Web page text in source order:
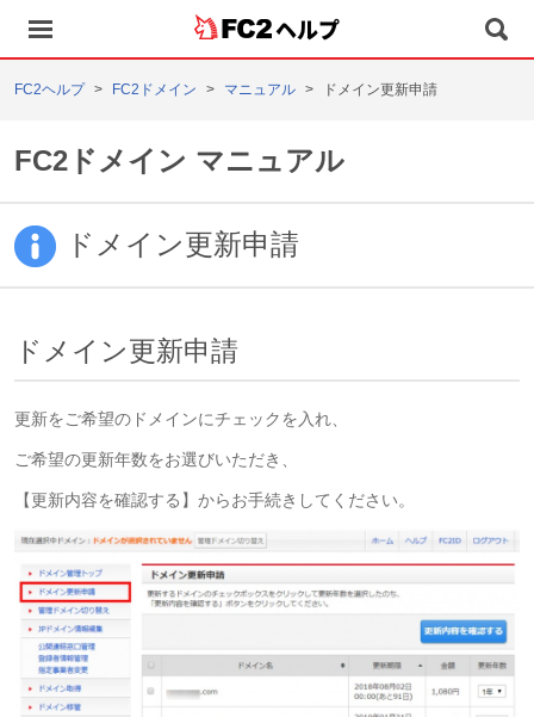
ヘルプ
FC2ヘルプ FC2ドメイン マニュアル ドメイン更新申請
FC2ドメイン マニュアル
ドメイン更新申請
ドメイン更新申請
更新をご希望のドメインにチェックを入れ、
ご希望の更新年数をお選びいただき、
【更新内容を確認する】からお手続きしてください。